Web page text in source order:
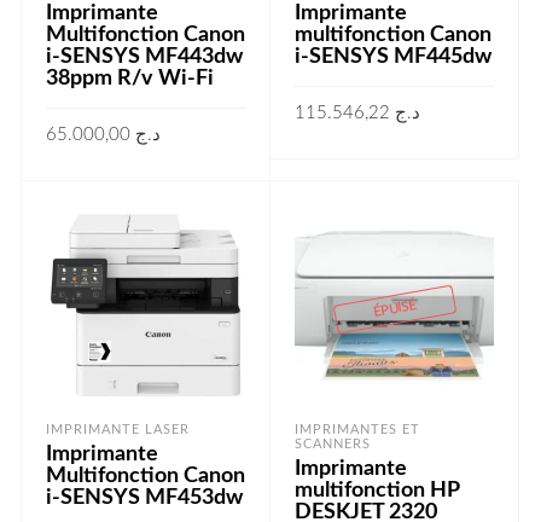
Imprimante
Multifonction Canon
i-SENSYS MF443dw
38ppm R/v Wi-Fi
د.ج 65.000,00
Imprimante
multifonction Canon
i-SENSYS MF445dw
د.ج
IMPRIMANTE LASER
Imprimante
Multifonction Canon
i-SENSYS MF453dw
ÉPUISÉ
IMPRIMANTES ET
SCANNERS
Imprimante
multifonction HP
DESKJET 2320